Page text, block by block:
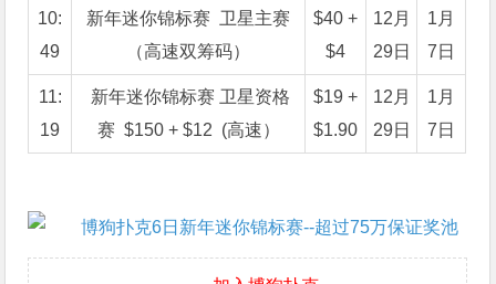
10:
49
新年迷你锦标赛 卫星主赛
（高速双筹码）
$40 +
$4
12月
29日
1月
7日
11:
19
新年迷你锦标赛 卫星资格
赛 $150 + $12 (高速）
$19 +
$1.90
12月
29日
1月
7日